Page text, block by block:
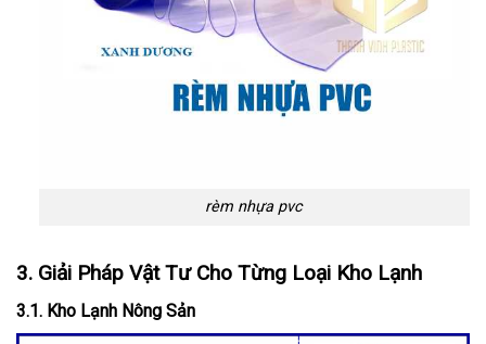
rèm nhựa pvc
3. Giải Pháp Vật Tư Cho Từng Loại Kho Lạnh
3.1. Kho Lạnh Nông Sản